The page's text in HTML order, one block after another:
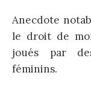
Anecdote
le droit de
joués par
féminins.